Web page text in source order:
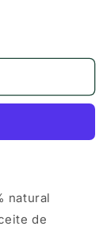
natural
de